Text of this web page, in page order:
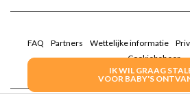
IK WIL GRAAG
VOOR BABY'S
FAQ Partners Wettelijke informatie
Cookiebeheer